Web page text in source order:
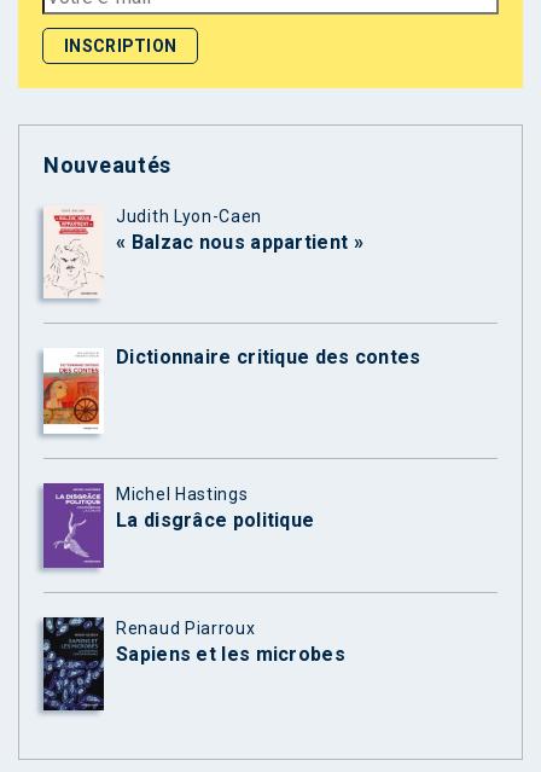
Nouveautés
Judith Lyon-Caen
« Balzac nous appartient »
Dictionnaire critique des contes
Michel Hastings
La disgrâce politique
Renaud Piarroux
Sapiens et les microbes